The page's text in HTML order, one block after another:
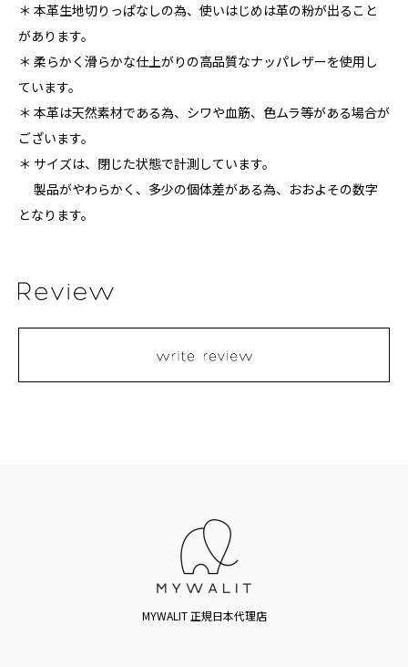
＊ 本革生地切りっぱなしの為、使いはじめは革の粉が出ること
があります。
＊ 柔らかく滑らかな仕上がりの高品質なナッパレザーを使用し
ています。
＊ 本革は天然素材である為、シワや血筋、色ムラ等がある場合が
ございます。
＊ サイズは、閉じた状態で計測しています。
製品がやわらかく、多少の個体差がある為、おおよその数字
となります。
MYWALIT 正規日本代理店